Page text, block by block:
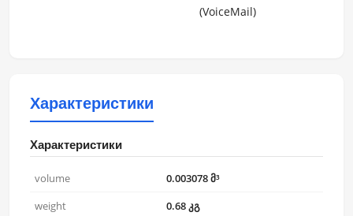
(VoiceMail)
Характеристики
Характеристики
volume
0.003078 მ³
weight
0.68 კგ